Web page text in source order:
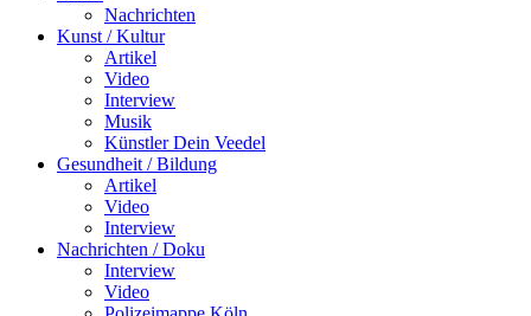
Nachrichten
Kunst / Kultur
Artikel
Video
Interview
Musik
Künstler Dein Veedel
Gesundheit / Bildung
Artikel
Video
Interview
Nachrichten / Doku
Interview
Video